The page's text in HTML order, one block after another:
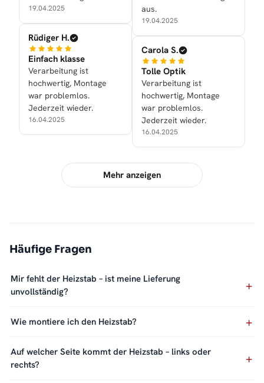
19.04.2025
Rüdiger H.
Einfach klasse
Verarbeitung ist
hochwertig, Montage
war problemlos.
Jederzeit wieder.
16.04.2025
aus.
19.04.2025
Carola S.
Tolle Optik
Verarbeitung ist
hochwertig, Montage
war problemlos.
Jederzeit wieder.
16.04.2025
Mehr anzeigen
Häufige Fragen
Mir fehlt der Heizstab – ist meine Lieferung
unvollständig?
Wie montiere ich den Heizstab?
Auf welcher Seite kommt der Heizstab – links oder
rechts?